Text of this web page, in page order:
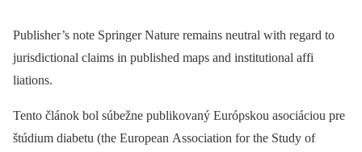
Publisher’s note Springer Nature remains neutral with regard to
jurisdictional claims in published maps and institutional affi
liations.
Tento článok bol súbežne publikovaný Európskou asociáciou pre
štúdium diabetu (the European Association for the Study of